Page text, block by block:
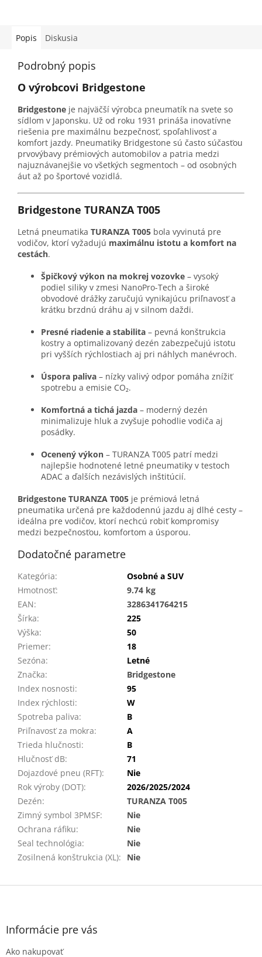
Popis Diskusia
Podrobný popis
O výrobcovi Bridgestone
Bridgestone je najväčší výrobca pneumatík na svete so
sídlom v Japonsku. Už od roku 1931 prináša inovatívne
riešenia pre maximálnu bezpečnosť, spoľahlivosť a
komfort jazdy. Pneumatiky Bridgestone sú často súčasťou
prvovýbavy prémiových automobilov a patria medzi
najuznávanejšie vo všetkých segmentoch – od osobných
áut až po športové vozidlá.
Bridgestone TURANZA T005
Letná pneumatika TURANZA T005 bola vyvinutá pre
vodičov, ktorí vyžadujú maximálnu istotu a komfort na
cestách.
Špičkový výkon na mokrej vozovke – vysoký
podiel siliky v zmesi NanoPro-Tech a široké
obvodové drážky zaručujú vynikajúcu priľnavosť a
krátku brzdnú dráhu aj v silnom daždi.
Presné riadenie a stabilita – pevná konštrukcia
kostry a optimalizovaný dezén zabezpečujú istotu
pri vyšších rýchlostiach aj pri náhlych manévroch.
Úspora paliva – nízky valivý odpor pomáha znížiť
spotrebu a emisie CO₂.
Komfortná a tichá jazda – moderný dezén
minimalizuje hluk a zvyšuje pohodlie vodiča aj
posádky.
Ocenený výkon – TURANZA T005 patrí medzi
najlepšie hodnotené letné pneumatiky v testoch
ADAC a ďalších nezávislých inštitúcií.
Bridgestone TURANZA T005 je prémiová letná
pneumatika určená pre každodennú jazdu aj dlhé cesty –
ideálna pre vodičov, ktorí nechcú robiť kompromisy
medzi bezpečnosťou, komfortom a úsporou.
Dodatočné parametre
Kategória:
Osobné a SUV
Hmotnosť:
9.74 kg
EAN:
3286341764215
Šírka:
225
Výška:
50
Priemer:
18
Sezóna:
Letné
Značka:
Bridgestone
Index nosnosti:
95
Index rýchlosti:
W
Spotreba paliva:
B
Priľnavosť za mokra:
A
Trieda hlučnosti:
B
Hlučnosť dB:
71
Dojazdové pneu (RFT):
Nie
Rok výroby (DOT):
2026/2025/2024
Dezén:
TURANZA T005
Zimný symbol 3PMSF:
Nie
Ochrana ráfiku:
Nie
Seal technológia:
Nie
Zosilnená konštrukcia (XL): Nie
Z
Informácie pre vás
Ako nakupovať